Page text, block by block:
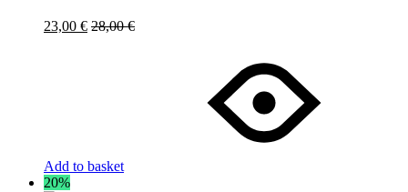
23,00 € 28,00€
Add to basket
20%